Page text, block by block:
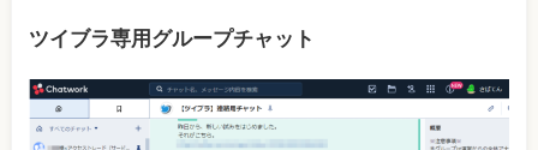
ツイブラ専用グループチャット